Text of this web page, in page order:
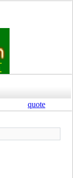
quote